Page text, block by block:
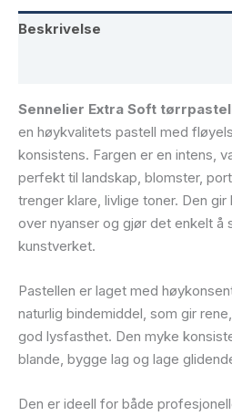
Beskrivelse
Sennelier Extra Soft
en høykvalitets pastell med
konsistens. Fargen er en intens,
perfekt til landskap, blomster,
trenger klare, livlige toner. Den
over nyanser og gjør det enkelt å
kunstverket.
Pastellen er laget med
naturlig bindemiddel, som gir
god lysfasthet. Den myke
blande, bygge lag og lage
Den er ideell for både